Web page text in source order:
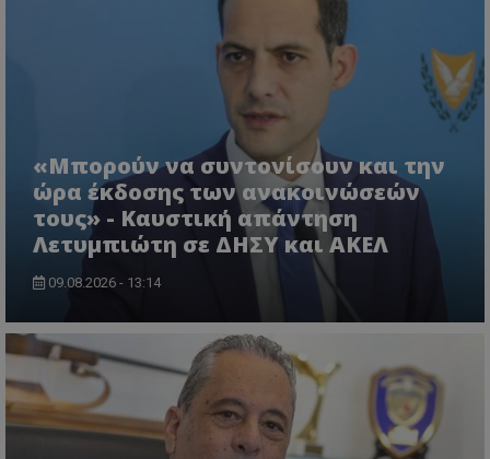
«Μπορούν να συντονίσουν και την
ώρα έκδοσης των ανακοινώσεών
τους» - Καυστική απάντηση
Λετυμπιώτη σε ΔΗΣΥ και ΑΚΕΛ
09.08.2026 - 13:14
VISITOR_PRIVACY_METADATA
.youtube.com